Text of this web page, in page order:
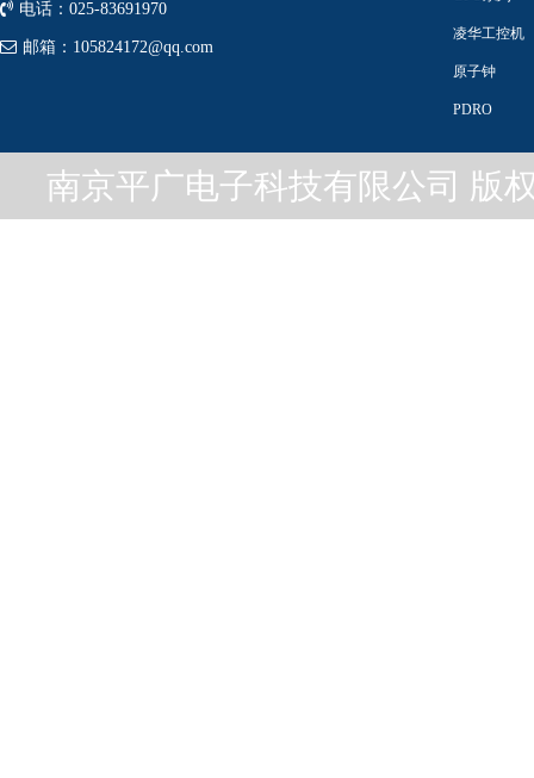
电话：025-83691970
邮箱：105824172@qq.com
凌华工控机
原子钟
PDRO
南京平广电子科技有限公司 版